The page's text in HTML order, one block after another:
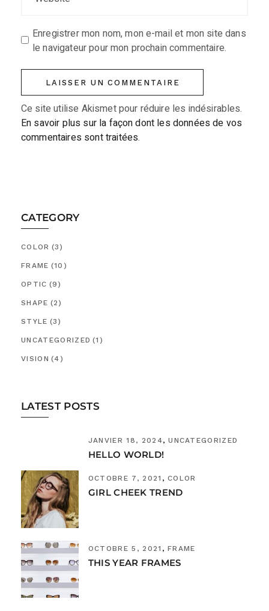
Enregistrer mon nom, mon e-mail et mon site dans
le navigateur pour mon prochain commentaire.
LAISSER UN COMMENTAIRE
Ce site utilise Akismet pour réduire les indésirables.
En savoir plus sur la façon dont les données de vos
commentaires sont traitées.
CATEGORY
COLOR (3)
FRAME (10)
OPTIC (9)
SHAPE (2)
STYLE (3)
UNCATEGORIZED (1)
VISION (4)
LATEST POSTS
JANVIER 18, 2024 UNCATEGORIZED
HELLO WORLD!
OCTOBRE 7, 2021 COLOR
GIRL CHEEK TREND
OCTOBRE 5, 2021 FRAME
THIS YEAR FRAMES